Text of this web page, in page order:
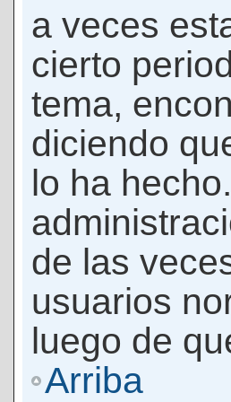
a veces
cierto
tema,
diciendo
lo ha
de las
usuarios
luego de
Arriba